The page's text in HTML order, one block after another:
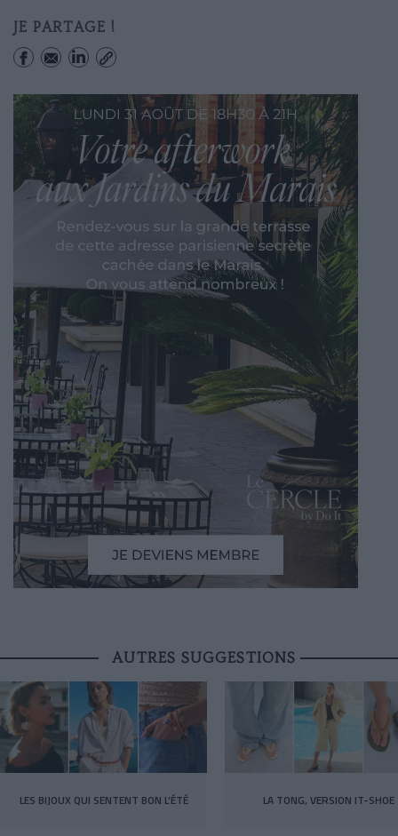
JE PARTAGE !
AUTRES SUGGESTIONS
LES BIJOUX QUI SENTENT BON L’ÉTÉ LA TONG, VERSION IT-SHOE